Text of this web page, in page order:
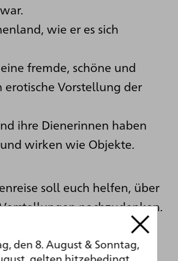
wie er es sich
fremde, schöne und
erotische Vorstellung der
ihre Dienerinnen haben
wirken wie Objekte.
soll euch helfen, über
nachzudenken.
eure Bilder im Kopf?
den 8. August & Sonntag,
gelten hitzebedingt